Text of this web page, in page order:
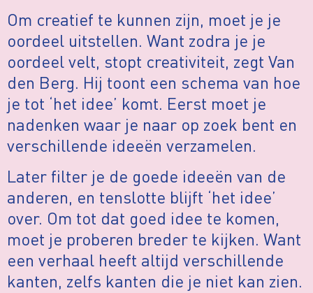
Om creatief te kunnen zijn, moet je je
oordeel uitstellen. Want zodra je je
oordeel velt, stopt creativiteit, zegt Van
den Berg. Hij toont een schema van hoe
je tot ‘het idee’ komt. Eerst moet je
nadenken waar je naar op zoek bent en
verschillende ideeën verzamelen.
Later filter je de goede ideeën van de
anderen, en tenslotte blijft ‘het idee’
over. Om tot dat goed idee te komen,
moet je proberen breder te kijken. Want
een verhaal heeft altijd verschillende
kanten, zelfs kanten die je niet kan zien.